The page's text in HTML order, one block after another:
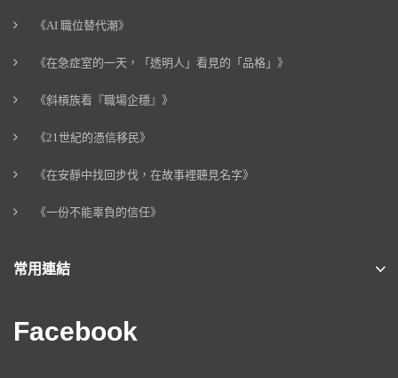
《AI 職位替代潮》
《在急症室的一天，「透明人」看見的「品格」》
《斜槓族看『職場企穩』》
《21世紀的憑信移民》
《在安靜中找回步伐，在故事裡聽見名字》
《一份不能辜負的信任》
常用連結
Facebook